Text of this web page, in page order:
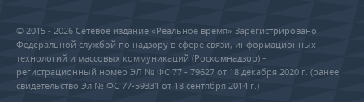
© 2015 - 2026 Сетевое издание «Реальное время» Зарегистрировано
Федеральной службой по надзору в сфере связи, информационных
технологий и массовых коммуникаций (Роскомнадзор) –
регистрационный номер ЭЛ № ФС 77 - 79627 от 18 декабря 2020 г. (ранее
свидетельство Эл № ФС 77-59331 от 18 сентября 2014 г.)